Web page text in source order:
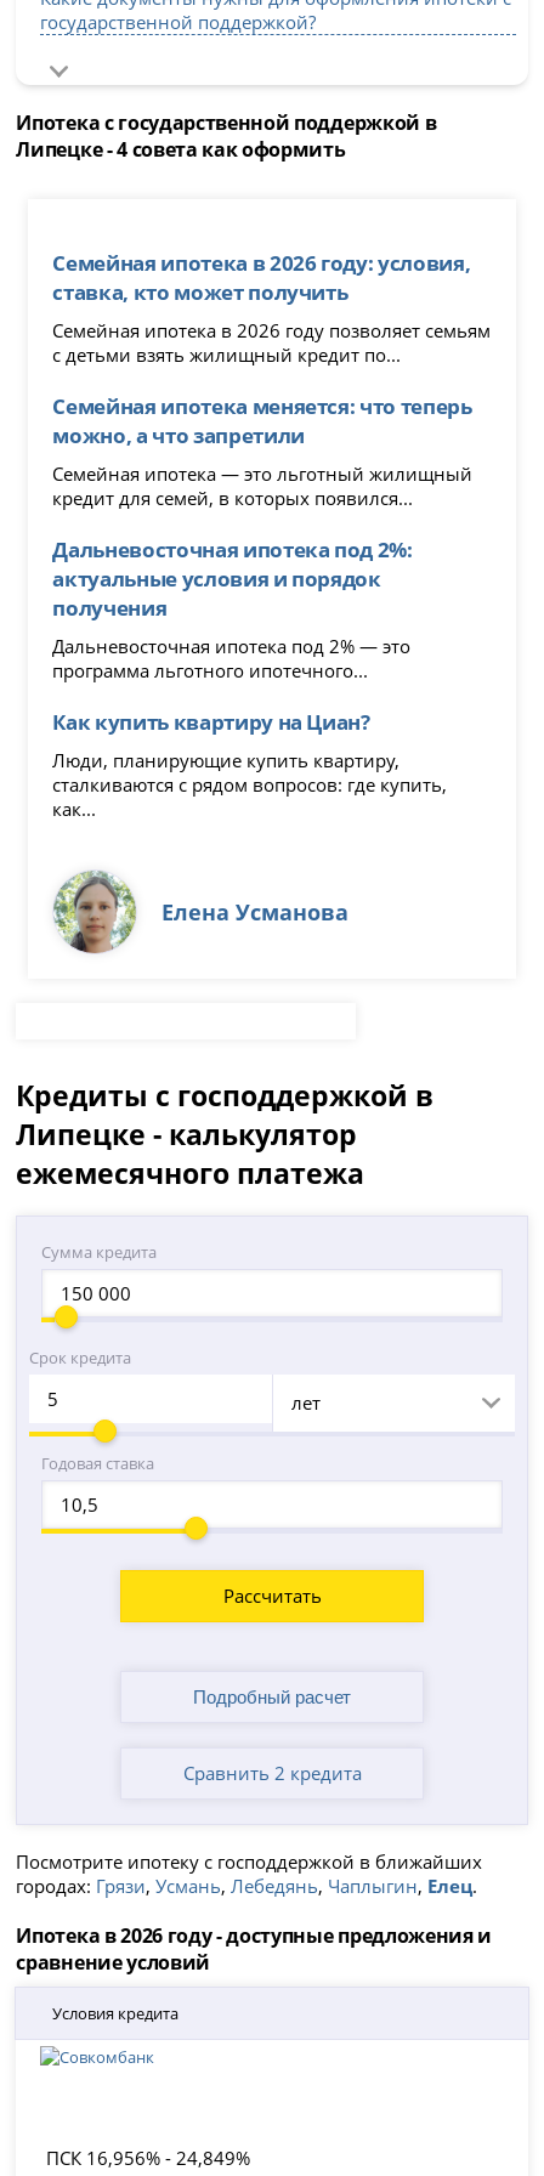
государственной поддержкой?
Ипотека с государственной поддержкой в
Липецке - 4 совета как оформить
Семейная ипотека в 2026 году: условия,
ставка, кто может получить
Семейная ипотека в 2026 году позволяет семьям
с детьми взять жилищный кредит по...
Семейная ипотека меняется: что теперь
можно, а что запретили
Семейная ипотека — это льготный жилищный
кредит для семей, в которых появился...
Дальневосточная ипотека под 2%:
актуальные условия и порядок
получения
Дальневосточная ипотека под 2% — это
программа льготного ипотечного...
Как купить квартиру на Циан?
Люди, планирующие купить квартиру,
сталкиваются с рядом вопросов: где купить,
как...
Елена Усманова
Кредиты с господдержкой в
Липецке - калькулятор
ежемесячного платежа
Сумма кредита
Срок кредита
лет
Годовая ставка
Рассчитать
Сравнить 2 кредита
Посмотрите ипотеку с господдержкой в ближайших
городах: Грязи,Усмань,Лебедянь, Чаплыгин, Елец.
Ипотека в 2026 году - доступные предложения и
сравнение условий
Условия кредита
ПСК 16,956% - 24,849%